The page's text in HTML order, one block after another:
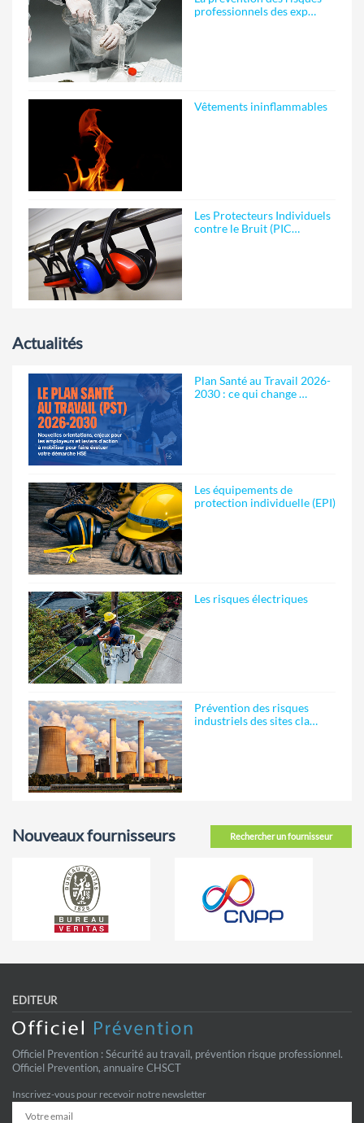
professionnels des exp…
Vêtements ininflammables
Les Protecteurs Individuels
contre le Bruit (PIC…
Actualités
Plan Santé au Travail 2026-
2030 : ce qui change …
Les équipements de
protection individuelle (EPI)
Les risques électriques
Prévention des risques
industriels des sites cla…
Rechercher un fournisseur
Nouveaux fournisseurs
EDITEUR
Officiel Prevention : Sécurité au travail, prévention risque professionnel.
Officiel Prevention, annuaire CHSCT
Inscrivez-vous pour recevoir notre newsletter